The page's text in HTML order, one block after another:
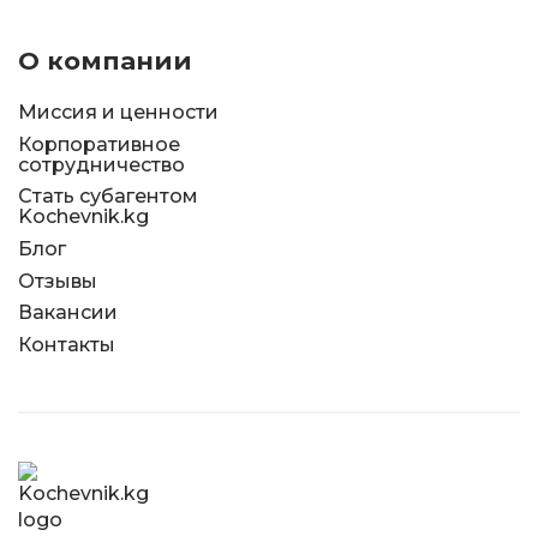
О компании
Миссия и ценности
Корпоративное
сотрудничество
Стать субагентом
Kochevnik.kg
Блог
Отзывы
Вакансии
Контакты